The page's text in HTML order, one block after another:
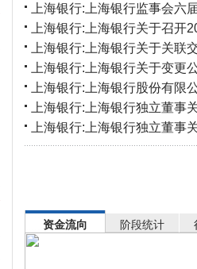
上海银行:上海银行监事会六
上海银行:上海银行关于召开
上海银行:上海银行关于关联
上海银行:上海银行关于变更
上海银行:上海银行股份有限
上海银行:上海银行独立董事
上海银行:上海银行独立董事
资金流向 阶段统计